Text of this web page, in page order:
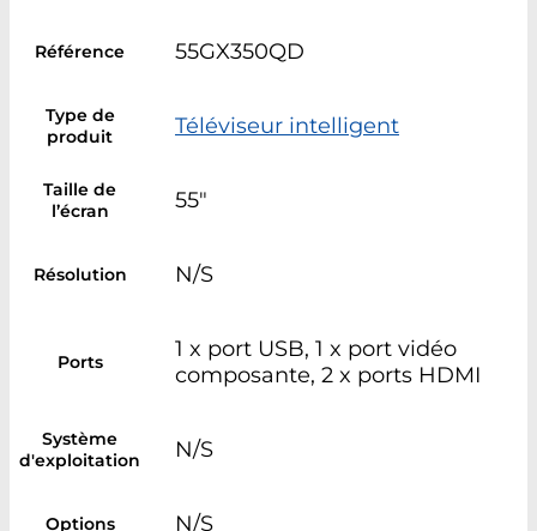
Référence 55GX350QD
Type de
produit
Téléviseur intelligent
Taille de
l’écran
55"
Résolution N/S
Ports
1 x port USB, 1 x port vidéo
composante, 2 x ports HDMI
Système
d'exploitation
N/S
Options N/S